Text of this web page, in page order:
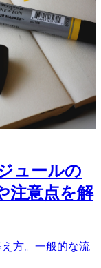
ュールの
注意点を解
方。一般的な流